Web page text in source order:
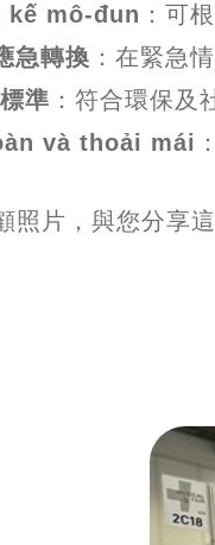
kế mô-đun ：可
急轉換 ：在緊急
準 ：符合環保及
và thoải mái
照片，與您分享